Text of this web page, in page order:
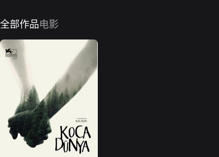
全部作品电影